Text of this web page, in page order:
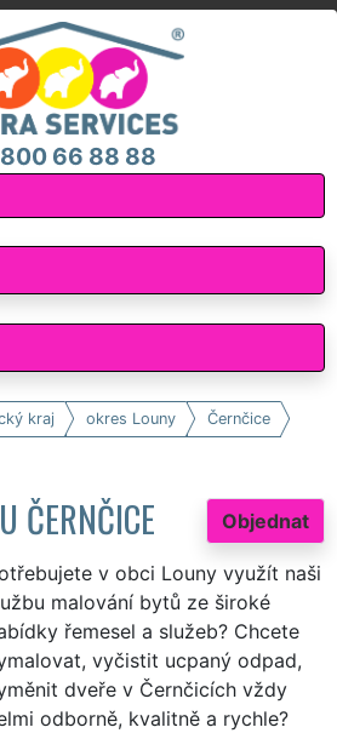
800 66 88 88
kraj okres Louny Černčice
Objednat
ČERNČICE
v obci Louny využít naši
malování bytů ze široké
řemesel a služeb? Chcete
vyčistit ucpaný odpad,
dveře v Černčicích vždy
odborně, kvalitně a rychle?